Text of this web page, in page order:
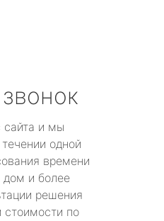
сайта и мы
одной
времени
дом и более
решения
по